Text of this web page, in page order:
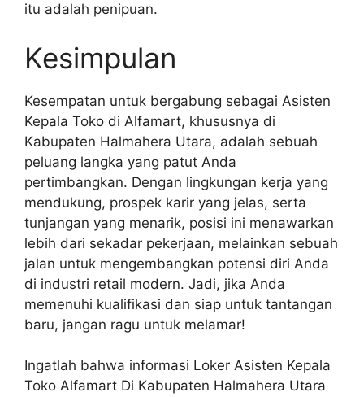
itu adalah penipuan.
Kesimpulan
Kesempatan untuk bergabung sebagai Asisten
Kepala Toko di Alfamart, khususnya di
Kabupaten Halmahera Utara, adalah sebuah
peluang langka yang patut Anda
pertimbangkan. Dengan lingkungan kerja yang
mendukung, prospek karir yang jelas, serta
tunjangan yang menarik, posisi ini menawarkan
lebih dari sekadar pekerjaan, melainkan sebuah
jalan untuk mengembangkan potensi diri Anda
di industri retail modern. Jadi, jika Anda
memenuhi kualifikasi dan siap untuk tantangan
baru, jangan ragu untuk melamar!
Ingatlah bahwa informasi Loker Asisten Kepala
Toko Alfamart Di Kabupaten Halmahera Utara